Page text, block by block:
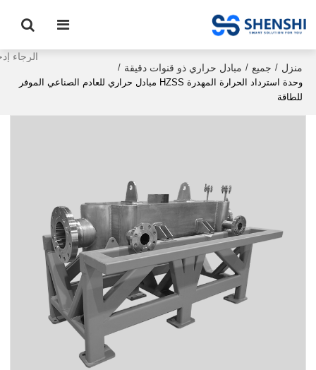
منزل / جميع / مبادل حراري ذو قنوات دقيقة /
وحدة استرداد الحرارة المهدرة HZSS مبادل حراري للعادم الصناعي الموفر
للطاقة